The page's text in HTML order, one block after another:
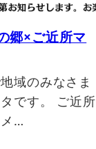
郷×ご近所マ
域のみなさま
です。 ご近所
…